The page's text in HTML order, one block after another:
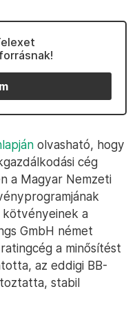
olvasható, hogy
cég
a Magyar Nemzeti
a
GmbH német
a minősítést
az eddigi BB-
stabil